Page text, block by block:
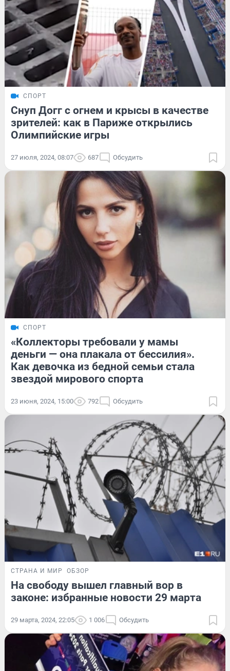
СПОРТ
Снуп Догг с огнем и крысы в качестве
зрителей: как в Париже открылись
Олимпийские игры
27 июля, 2024, 08:07 687 Обсудить
СПОРТ
«Коллекторы требовали у мамы
деньги — она плакала от бессилия».
Как девочка из бедной семьи стала
звездой мирового спорта
23 июня, 2024, 15:00 792 Обсудить
СТРАНА И МИР ОБЗОР
На свободу вышел главный вор в
законе: избранные новости 29 марта
29 марта, 2024, 22:05 1 006 Обсудить